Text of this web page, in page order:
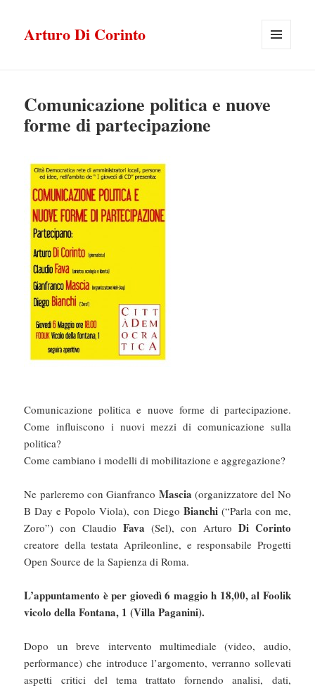
Arturo Di Corinto
Comunicazione politica e nuove
forme di partecipazione
Comunicazione politica e nuove forme di partecipazione.
Come influiscono i nuovi mezzi di comunicazione sulla
politica?
Come cambiano i modelli di mobilitazione e aggregazione?
Ne parleremo con Gianfranco Mascia (organizzatore del No
B Day e Popolo Viola), con Diego Bianchi(“Parla con me,
Zoro”) con ClaudioFava (Sel), con Arturo Di Corinto
creatore della testata Aprileonline, e responsabile Progetti
Open Source de la Sapienza di Roma.
L’appuntamento è per giovedì 6 maggio h 18,00, al Foolik
vicolo della Fontana, 1 (Villa Paganini).
Dopo un breve intervento multimediale (video, audio,
performance) che introduce l’argomento, verranno sollevati
aspetti critici del tema trattato fornendo analisi, dati,